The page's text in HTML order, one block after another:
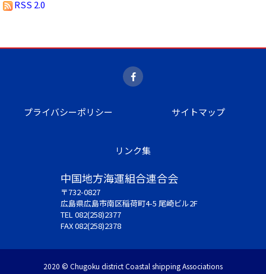
RSS 2.0
プライバシーポリシー サイトマップ
リンク集
中国地方海運組合連合会
〒732-0827
広島県広島市南区稲荷町4-5 尾崎ビル2F
TEL 082(258)2377
FAX 082(258)2378
2020 © Chugoku district Coastal shipping Associations